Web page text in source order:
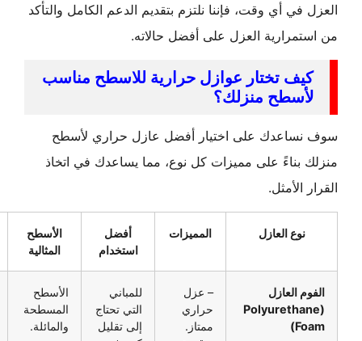
أي وقت، فإننا نلتزم بتقديم الدعم الكامل والتأكد
العزل على أفضل حالاته.
تختار عوازل حرارية للاسطح مناسب
منزلك؟
على اختيار أفضل عازل حراري لأسطح
بناءً على مميزات كل نوع، مما يساعدك في اتخاذ
الأمثل.
المميزات
أفضل
الأسطح
المثالية
السعر
حراري
للمباني
التي تحتاج
إلى تقليل
الأسطح
المسطحة
والمائلة.
متوسط
إلى
مرتفع